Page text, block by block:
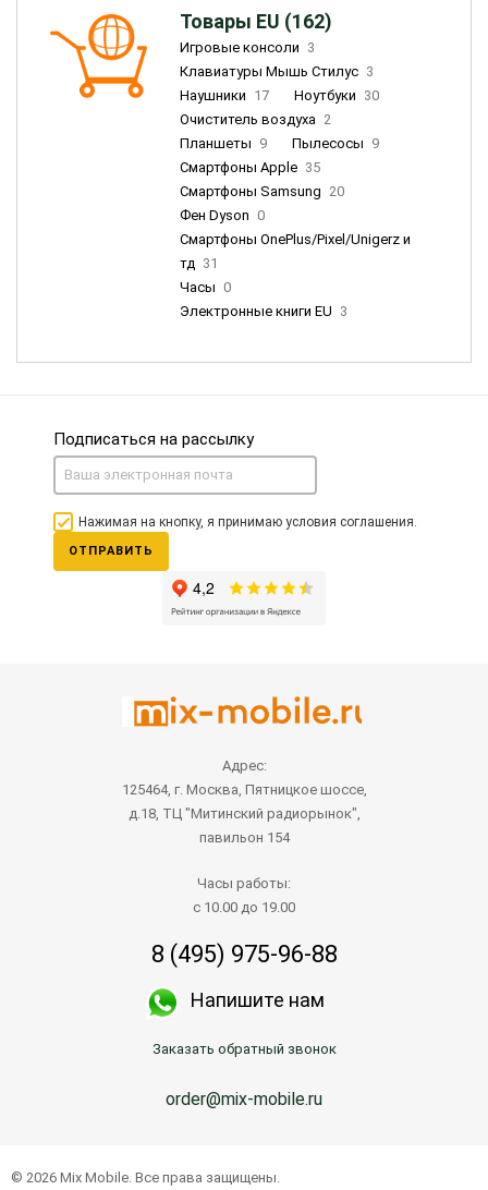
Товары EU (162)
Игровые консоли 3
Клавиатуры Мышь Стилус 3
Наушники 17 Ноутбуки 30
Очиститель воздуха 2
Планшеты 9 Пылесосы 9
Смартфоны Apple 35
Смартфоны Samsung 20
Фен Dyson 0
Смартфоны OnePlus/Pixel/Unigerz и
тд 31
Часы 0
Электронные книги EU 3
Подписаться на рассылку
Нажимая на кнопку, я принимаю условия соглашения.
ОТПРАВИТЬ
Адрес:
125464, г. Москва, Пятницкое шоссе,
д.18, ТЦ "Митинский радиорынок",
павильон 154
Часы работы:
с 10.00 до 19.00
8 (495) 975-96-88
Напишите нам
Заказать обратный звонок
order@mix-mobile.ru
© 2026 Mix Mobile. Все права защищены.